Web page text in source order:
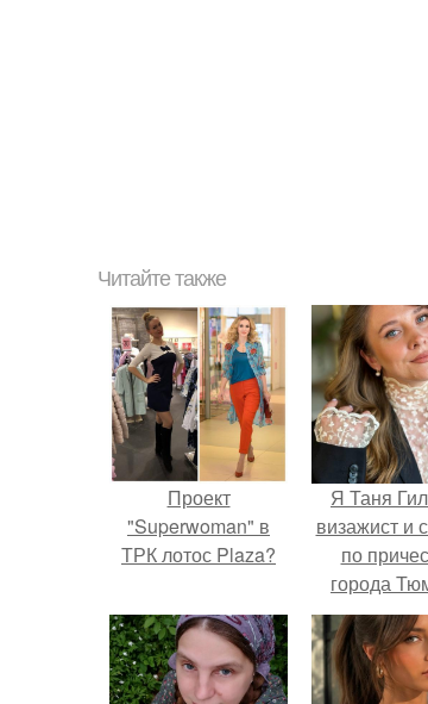
Читайте также
Проект
"Superwoman" в
ТРК лотос Plaza?
Я Таня
визажист и
по
города